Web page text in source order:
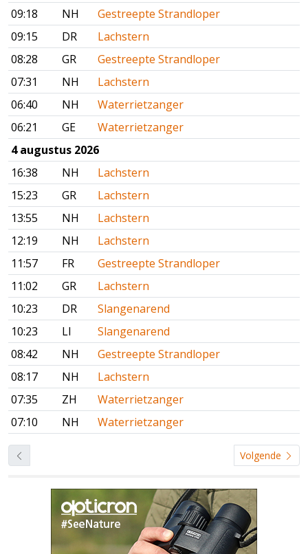
09:18
NH
Gestreepte Strandloper
09:15
DR
Lachstern
08:28
GR
Gestreepte Strandloper
07:31
NH
Lachstern
06:40
NH
Waterrietzanger
06:21
GE
Waterrietzanger
4 augustus 2026
16:38
NH
Lachstern
15:23
GR
Lachstern
13:55
NH
Lachstern
12:19
NH
Lachstern
11:57
FR
Gestreepte Strandloper
11:02
GR
Lachstern
10:23
DR
Slangenarend
10:23
LI
Slangenarend
08:42
NH
Gestreepte Strandloper
08:17
NH
Lachstern
07:35
ZH
Waterrietzanger
07:10
NH Waterrietzanger
Volgende